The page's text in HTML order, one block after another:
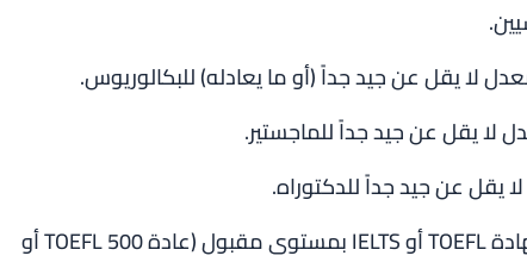
لا يقل عن جيد جداً (أو ما يعادله) للبكالوريوس.
لا يقل عن جيد جداً للماجستير.
يقل عن جيد جداً للدكتوراه.
مع تقديم شهادة TOEFL أو IELTS بمستوى مقبول (عادة TOEFL 500 أو